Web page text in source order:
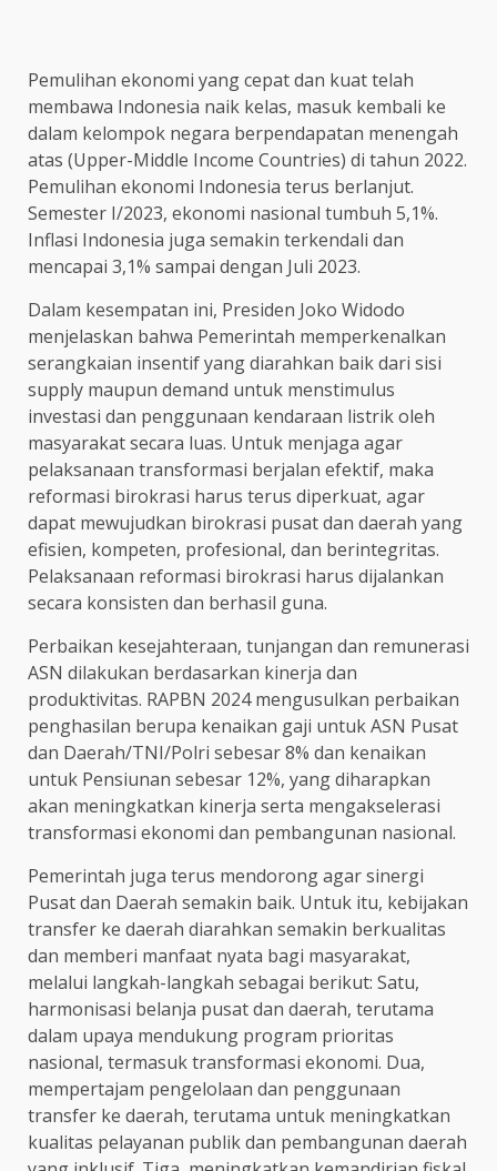
Pemulihan ekonomi yang cepat dan kuat telah
membawa Indonesia naik kelas, masuk kembali ke
dalam kelompok negara berpendapatan menengah
atas (Upper-Middle Income Countries) di tahun 2022.
Pemulihan ekonomi Indonesia terus berlanjut.
Semester I/2023, ekonomi nasional tumbuh 5,1%.
Inflasi Indonesia juga semakin terkendali dan
mencapai 3,1% sampai dengan Juli 2023.
Dalam kesempatan ini, Presiden Joko Widodo
menjelaskan bahwa Pemerintah memperkenalkan
serangkaian insentif yang diarahkan baik dari sisi
supply maupun demand untuk menstimulus
investasi dan penggunaan kendaraan listrik oleh
masyarakat secara luas. Untuk menjaga agar
pelaksanaan transformasi berjalan efektif, maka
reformasi birokrasi harus terus diperkuat, agar
dapat mewujudkan birokrasi pusat dan daerah yang
efisien, kompeten, profesional, dan berintegritas.
Pelaksanaan reformasi birokrasi harus dijalankan
secara konsisten dan berhasil guna.
Perbaikan kesejahteraan, tunjangan dan remunerasi
ASN dilakukan berdasarkan kinerja dan
produktivitas. RAPBN 2024 mengusulkan perbaikan
penghasilan berupa kenaikan gaji untuk ASN Pusat
dan Daerah/TNI/Polri sebesar 8% dan kenaikan
untuk Pensiunan sebesar 12%, yang diharapkan
akan meningkatkan kinerja serta mengakselerasi
transformasi ekonomi dan pembangunan nasional.
Pemerintah juga terus mendorong agar sinergi
Pusat dan Daerah semakin baik. Untuk itu, kebijakan
transfer ke daerah diarahkan semakin berkualitas
dan memberi manfaat nyata bagi masyarakat,
melalui langkah-langkah sebagai berikut: Satu,
harmonisasi belanja pusat dan daerah, terutama
dalam upaya mendukung program prioritas
nasional, termasuk transformasi ekonomi. Dua,
mempertajam pengelolaan dan penggunaan
transfer ke daerah, terutama untuk meningkatkan
kualitas pelayanan publik dan pembangunan daerah